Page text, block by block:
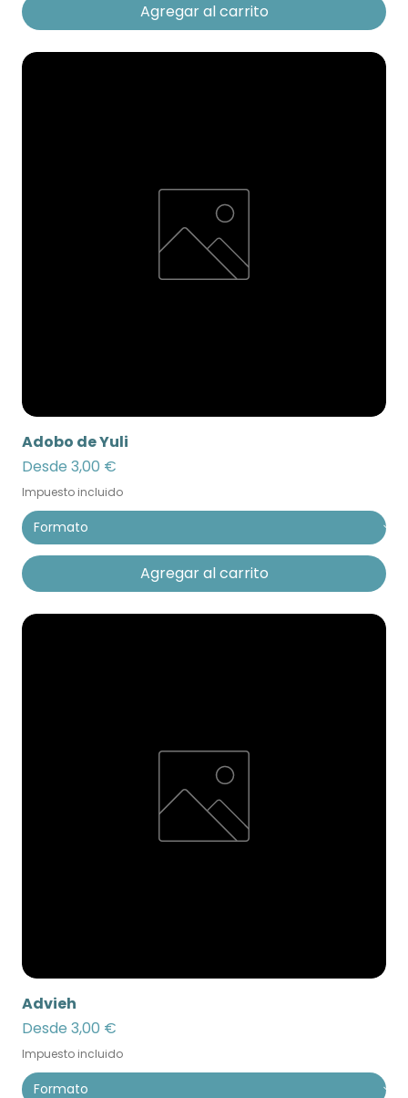
Agregar al carrito
Adobo de Yuli
Desde 3,00 €
Precio de oferta
Impuesto incluido
Agregar al carrito
Advieh
Desde 3,00 €
Precio de oferta
Impuesto incluido